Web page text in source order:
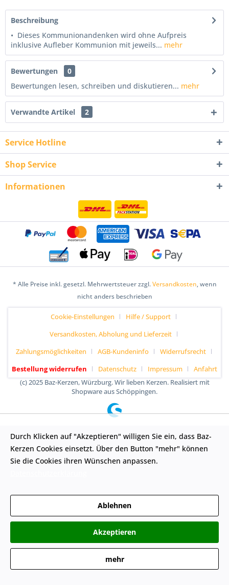
Beschreibung
• Dieses Kommunionandenken wird ohne Aufpreis
inklusive Aufleber Kommunion mit jeweils... mehr
Bewertungen
0
Bewertungen lesen, schreiben und diskutieren... mehr
Verwandte Artikel 2
Service Hotline
Shop Service
Informationen
* Alle Preise inkl. gesetzl. Mehrwertsteuer zzgl.Versandkosten, wenn
nicht anders beschrieben
Cookie-Einstellungen
Hilfe / Support
Versandkosten, Abholung und Lieferzeit
Zahlungsmöglichkeiten
AGB-Kundeninfo
Widerrufsrecht
Bestellung widerrufen
Datenschutz Impressum
Anfahrt
(c) 2025 Baz-Kerzen, Würzburg. Wir lieben Kerzen. Realisiert mit
Shopware aus Schöppingen.
Durch Klicken auf "Akzeptieren" willigen Sie ein, dass Baz-
Kerzen Cookies einsetzt. Über den Button "mehr" können
Sie die Cookies ihren Wünschen anpassen.
Ablehnen
Akzeptieren
mehr